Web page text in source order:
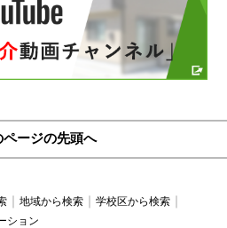
ページの先頭へ
地域から検索
学校区から検索
ション